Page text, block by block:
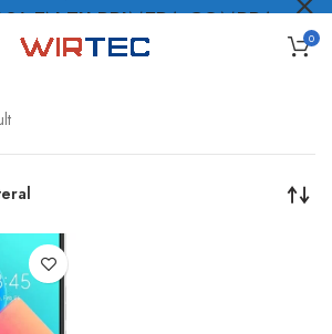
0
EN TU PRIMERA COMPRA